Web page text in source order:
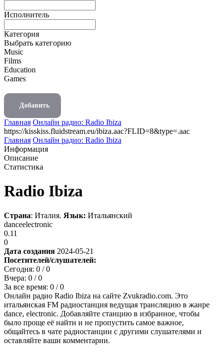
Исполнитель
Категория
Выбрать категорию
Music
Films
Education
Games
Добавить
Главная Онлайн радио: Radio Ibiza
https://kisskiss.fluidstream.eu/ibiza.aac?FLID=8&type=.aac
Главная Онлайн радио: Radio Ibiza
Информация
Описание
Статистика
Radio Ibiza
Страна: Италия. Язык: Итальянский
danceelectronic
0.11
0
Дата создания 2024-05-21
Посетителей/слушателей:
Сегодня: 0 / 0
Вчера: 0 / 0
За все время: 0 / 0
Онлайн радио Radio Ibiza на сайте Zvukradio.com. Это
итальянская FM радиостанция ведущая трансляцию в жанре
dance, electronic. Добавляйте станцию в избранное, чтобы
было проще её найти и не пропустить самое важное,
общайтесь в чате радиостанции с другими слушателями и
оставляйте ваши комментарии.